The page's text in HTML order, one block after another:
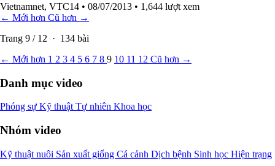
Vietnamnet, VTC14 • 08/07/2013 • 1,644 lượt xem
← Mới hơn Cũ hơn →
Trang 9 / 12 · 134 bài
← Mới hơn 1 2 3 4 5 6 7 8 9 10 11 12 Cũ hơn →
Danh mục video
Phóng sự Kỹ thuật Tự nhiên Khoa học
Nhóm video
Kỹ thuật nuôi Sản xuất giống Cá cảnh Dịch bệnh Sinh học Hiện trạng